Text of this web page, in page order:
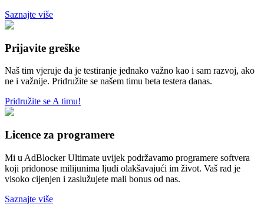
Saznajte više
Prijavite greške
Naš tim vjeruje da je testiranje jednako važno kao i sam razvoj, ako
ne i važnije. Pridružite se našem timu beta testera danas.
Pridružite se A timu!
Licence za programere
Mi u AdBlocker Ultimate uvijek podržavamo programere softvera
koji pridonose milijunima ljudi olakšavajući im život. Vaš rad je
visoko cijenjen i zaslužujete mali bonus od nas.
Saznajte više